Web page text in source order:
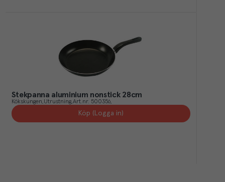
Stekpanna aluminium nonstick 28cm
Kökskungen Utrustning Art.nr. 500356
Köp (Logga in)